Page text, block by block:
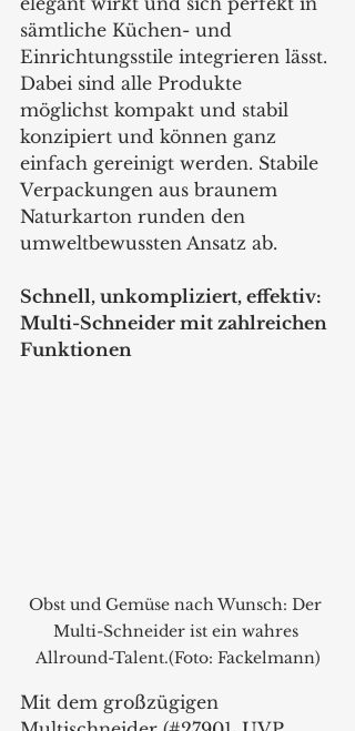
sämtliche Küchen- und
Einrichtungsstile integrieren lässt.
Dabei sind alle Produkte
möglichst kompakt und stabil
konzipiert und können ganz
einfach gereinigt werden. Stabile
Verpackungen aus braunem
Naturkarton runden den
umweltbewussten Ansatz ab.
Schnell, unkompliziert, effektiv:
Multi-Schneider mit zahlreichen
Funktionen
Obst und Gemüse nach Wunsch: Der
Multi-Schneider ist ein wahres
Allround-Talent.(Foto: Fackelmann)
Mit dem großzügigen